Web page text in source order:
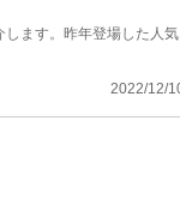
2022/12/